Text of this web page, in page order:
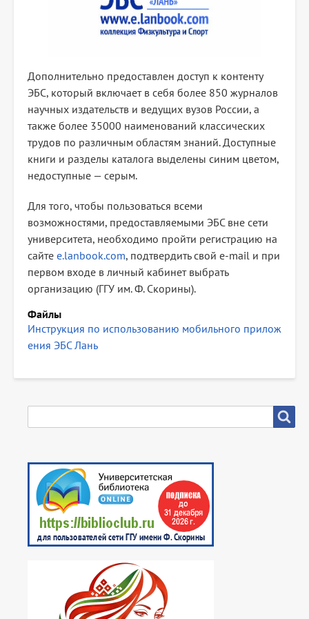
Дополнительно предоставлен доступ к контенту
ЭБС, который включает в себя более 850 журналов
научных издательств и ведущих вузов России, а
также более 35000 наименований классических
трудов по различным областям знаний. Доступные
книги и разделы каталога выделены синим цветом,
недоступные — серым.
Для того, чтобы пользоваться всеми
возможностями, предоставляемыми ЭБС вне сети
университета, необходимо пройти регистрацию на
сайте e.lanbook.com, подтвердить свой e-mail и при
первом входе в личный кабинет выбрать
организацию (ГГУ им. Ф. Скорины).
Файлы
Инструкция по использованию мобильного прилож
ения ЭБС Лань